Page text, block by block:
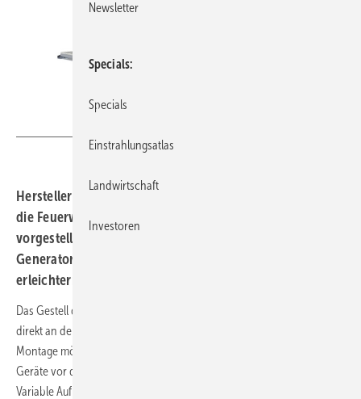
Hersteller Ademotec hat ein neues Montagesystem für
die Feuerwehrschaltung bei Photovoltaikanlagen
vorgestellt. Der i-Shelter Twin S soll die Installation von
Generatoranschlusskästen direkt an den Modulen
erleichtern und für mehr Sicherheit sorgen.
Das Gestell des i-Shelter Twin S ermöglicht die Befestigung von GAK
direkt an den Solarmodulen, auch an Stellen, an denen bisher keine
Montage möglich war. Eine integrierte Überdachung schützt die
Geräte vor direkter Sonneneinstrahlung und Witterungseinflüssen.
Variable Aufnahmepunkte sorgen für Kompatibilität mit
Newsletter
Specials
Specials
Einstrahlungsatlas
Landwirtschaft
Investoren